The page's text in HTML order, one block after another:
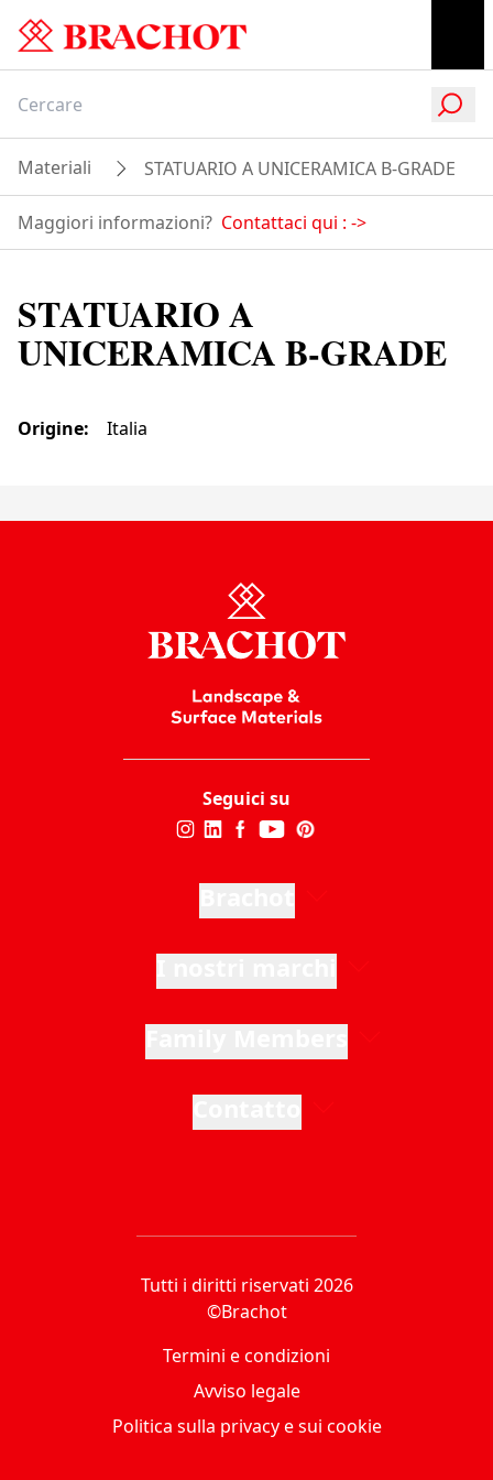
Materiali STATUARIO A UNICERAMICA B-GRADE
Maggiori informazioni? Contattaci qui : ->
STATUARIO A
UNICERAMICA B-GRADE
Origine: Italia
Seguici su
Tutti i diritti riservati 2026
©Brachot
Termini e condizioni
Avviso legale
Politica sulla privacy e sui cookie